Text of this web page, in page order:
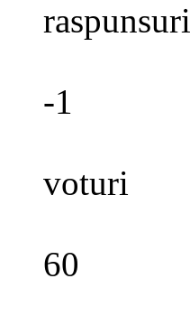
raspunsuri
-1
voturi
60